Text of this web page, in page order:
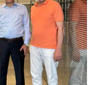
Ardahan
Iğdır
Yalova
Karabük